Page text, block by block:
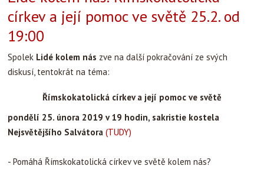
církev a její pomoc ve světě 25.2. od
19:00
Spolek Lidé kolem nás zve na další pokračování ze svých
diskusí, tentokrát na téma:
Římskokatolická církev a její pomoc ve světě
pondělí 25. února 2019 v 19 hodin, sakristie kostela
Nejsvětějšího Salvátora (TUDY)
- Pomáhá Římskokatolická církev ve světě kolem nás?